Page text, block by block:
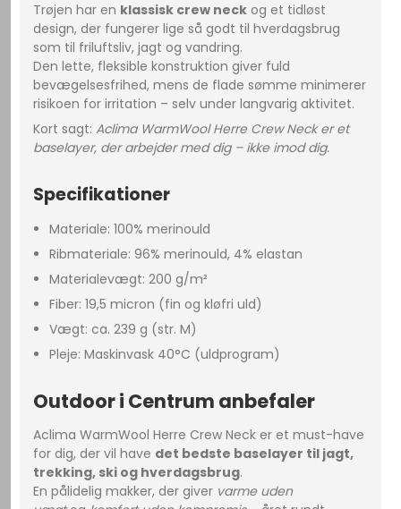
Trøjen har en klassisk crew neck og et tidløst
design, der fungerer lige så godt til hverdagsbrug
som til friluftsliv, jagt og vandring.
Den lette, fleksible konstruktion giver fuld
bevægelsesfrihed, mens de flade sømme minimerer
risikoen for irritation – selv under langvarig aktivitet.
Kort sagt:Aclima WarmWool Herre Crew Neck er et
baselayer, der arbejder med dig – ikke imod dig.
Specifikationer
Materiale: 100% merinould
Ribmateriale: 96% merinould, 4% elastan
Materialevægt: 200 g/m²
Fiber: 19,5 micron (fin og kløfri uld)
Vægt: ca. 239 g (str. M)
Pleje: Maskinvask 40°C (uldprogram)
Outdoor i Centrum anbefaler
Aclima WarmWool Herre Crew Neck er et must-have
for dig, der vil have det bedste baselayer til jagt,
trekking, ski og hverdagsbrug.
En pålidelig makker, der giver varme uden